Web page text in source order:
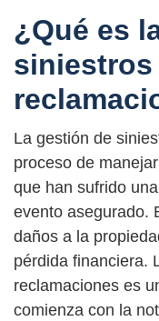
¿Qué es
siniestros
La gestión de
proceso de
que han sufrido
evento asegurado.
daños a la
pérdida financiera.
reclamaciones es
comienza con la